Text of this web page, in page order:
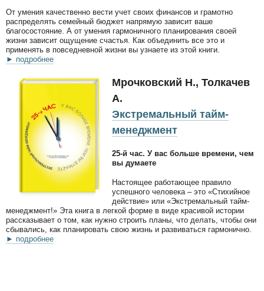
От умения качественно вести учет своих финансов и грамотно
распределять семейный бюджет напрямую зависит ваше
благосостояние. А от умения гармоничного планирования своей
жизни зависит ощущение счастья. Как объединить все это и
применять в повседневной жизни вы узнаете из этой книги.
► подробнее
Мрочковский Н., Толкачев
А.
Экстремальный тайм-
менеджмент
25-й час. У вас больше времени, чем
вы думаете
Настоящее работающее правило
успешного человека – это «Стихийное
действие» или «Экстремальный тайм-
менеджмент!» Эта книга в легкой форме в виде красивой истории
рассказывает о том, как нужно строить планы, что делать, чтобы они
сбывались, как планировать свою жизнь и развиваться гармонично.
► подробнее